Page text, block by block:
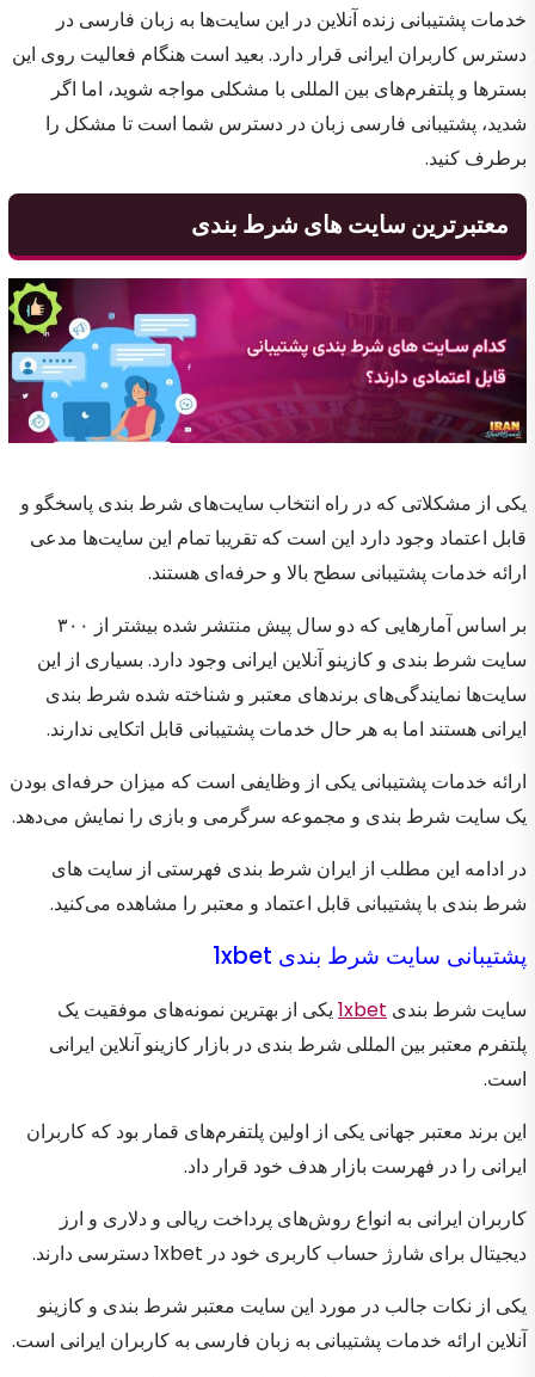
خدمات پشتیبانی زنده آنلاین در این سایت‌ها به زبان فارسی در
دسترس کاربران ایرانی قرار دارد. بعید است هنگام فعالیت روی این
بسترها و پلتفرم‌های بین المللی با مشکلی مواجه شوید، اما اگر
شدید، پشتیبانی فارسی زبان در دسترس شما است تا مشکل را
برطرف کنید.
معتبرترین سایت های شرط بندی
یکی از مشکلاتی که در راه انتخاب سایت‌های شرط بندی پاسخگو و
قابل اعتماد وجود دارد این است که تقریبا تمام این سایت‌ها مدعی
ارائه خدمات پشتیبانی سطح بالا و حرفه‌ای هستند.
بر اساس آمارهایی که دو سال پیش منتشر شده بیشتر از ۳۰۰
سایت شرط بندی و کازینو آنلاین ایرانی وجود دارد. بسیاری از این
سایت‌ها نمایندگی‌های برندهای معتبر و شناخته شده شرط بندی
ایرانی هستند اما به هر حال خدمات پشتیبانی قابل اتکایی ندارند.
ارائه خدمات پشتیبانی یکی از وظایفی است که میزان حرفه‌ای بودن
یک سایت شرط بندی و مجموعه سرگرمی و بازی را نمایش می‌دهد.
در ادامه این مطلب از ایران شرط بندی فهرستی از سایت های
شرط بندی با پشتیبانی قابل اعتماد و معتبر را مشاهده می‌کنید.
پشتیبانی سایت شرط بندی 1xbet
سایت شرط بندی 1xbetیکی از بهترین نمونه‌های موفقیت یک
پلتفرم معتبر بین المللی شرط بندی در بازار کازینو آنلاین ایرانی
است.
این برند معتبر جهانی یکی از اولین پلتفرم‌های قمار بود که کاربران
ایرانی را در فهرست بازار هدف خود قرار داد.
کاربران ایرانی به انواع روش‌های پرداخت ریالی و دلاری و ارز
دیجیتال برای شارژ حساب کاربری خود در 1xbet دسترسی دارند.
یکی از نکات جالب در مورد این سایت معتبر شرط بندی و کازینو
آنلاین ارائه خدمات پشتیبانی به زبان فارسی به کاربران ایرانی است.